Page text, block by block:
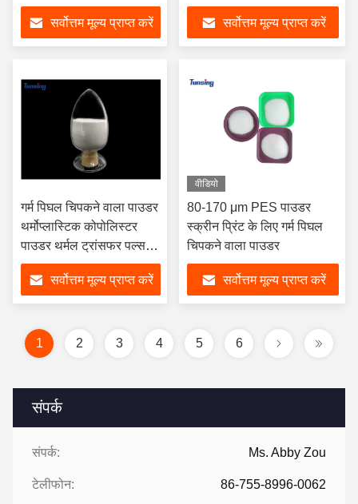
संपर्क
संपर्क: Ms. Abby Zou
टेलीफोन: 86-755-8996-0062
सर्वोत्तम मूल्य प्राप्त करें
वाला
सर्वोत्तम मूल्य प्राप्त करें
गर्म पिघल चिपकने वाला पाउडर
थर्मोप्लास्टिक कोपोलिस्टर
पाउडर थर्मल ट्रांसफर पल्स के
लिए
सर्वोत्तम मूल्य प्राप्त करें
वीडियो
80-170 μm PES पाउडर
स्क्रीन प्रिंट के लिए गर्म पिघल
चिपकने वाला पाउडर
सर्वोत्तम मूल्य प्राप्त करें
1 2 3 4 5 6